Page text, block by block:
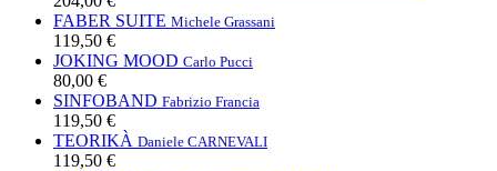
FABER SUITE Michele Grassani
119,50 €
JOKING MOOD Carlo Pucci
80,00 €
SINFOBAND Fabrizio Francia
119,50 €
TEORIKÀ Daniele CARNEVALI
119,50 €